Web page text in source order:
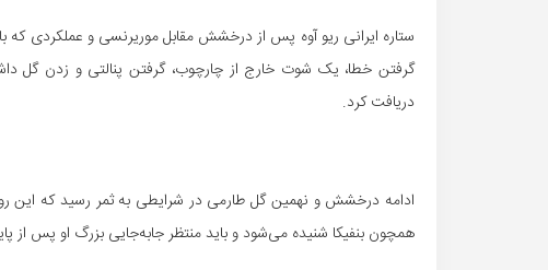
گرفتن خطا، یک شوت خارج از چارچوب، گرفتن پنالتی و زدن گل
دریافت کرد.
ادامه درخشش و نهمین گل طارمی در شرایطی به ثمر رسید که این
همچون بنفیکا شنیده می‌شود و باید منتظر جابه‌جایی بزرگ او پس از